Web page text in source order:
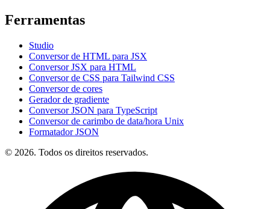
Ferramentas
Studio
Conversor de HTML para JSX
Conversor JSX para HTML
Conversor de CSS para Tailwind CSS
Conversor de cores
Gerador de gradiente
Conversor JSON para TypeScript
Conversor de carimbo de data/hora Unix
Formatador JSON
© 2026. Todos os direitos reservados.